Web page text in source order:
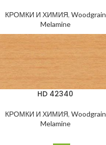
КРОМКИ И ХИМИЯ, Woodgrain
Melamine
HD 42340
КРОМКИ И ХИМИЯ, Woodgrain
Melamine